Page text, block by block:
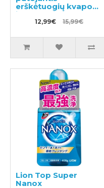
erškėtuogių kvapo
indų ploviklis,
užpildas 550ml
12,99€ 15,99€
Lion Top Super
Nanox